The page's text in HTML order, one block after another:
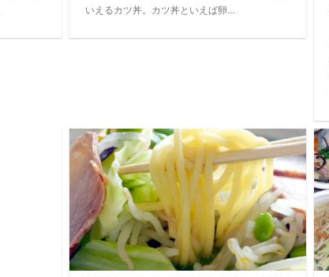
いえるカツ丼。カツ丼といえば卵…